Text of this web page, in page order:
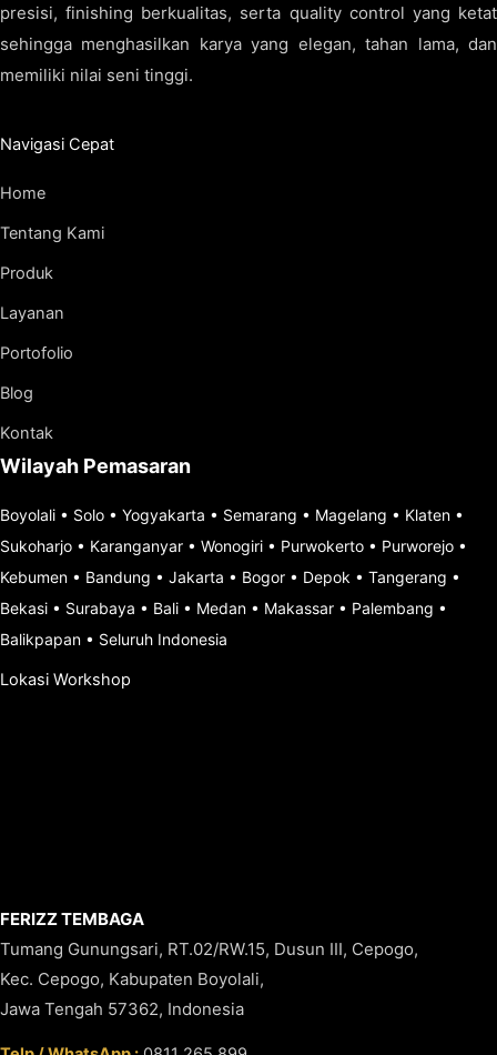
presisi, finishing berkualitas, serta quality control yang ketat
sehingga menghasilkan karya yang elegan, tahan lama, dan
memiliki nilai seni tinggi.
Navigasi Cepat
Home
Tentang Kami
Produk
Layanan
Portofolio
Blog
Kontak
Wilayah Pemasaran
Boyolali • Solo • Yogyakarta • Semarang • Magelang • Klaten •
Sukoharjo • Karanganyar • Wonogiri • Purwokerto • Purworejo •
Kebumen • Bandung • Jakarta • Bogor • Depok • Tangerang •
Bekasi • Surabaya • Bali • Medan • Makassar • Palembang •
Balikpapan • Seluruh Indonesia
Lokasi Workshop
FERIZZ TEMBAGA
Tumang Gunungsari, RT.02/RW.15, Dusun III, Cepogo,
Kec. Cepogo, Kabupaten Boyolali,
Jawa Tengah 57362, Indonesia